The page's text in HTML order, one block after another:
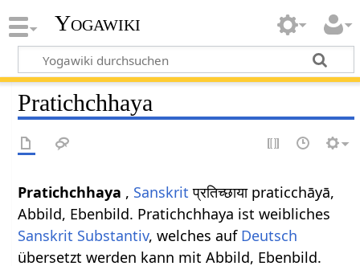
Yogawiki
Pratichchhaya
Pratichchhaya , Sanskrit प्रतिच्छाया praticchāyā,
Abbild, Ebenbild. Pratichchhaya ist weibliches
Sanskrit Substantiv, welches auf Deutsch
übersetzt werden kann mit Abbild, Ebenbild.